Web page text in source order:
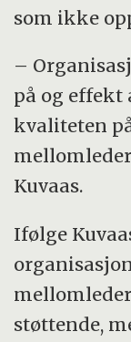
som ikke
–
på og effekt
kvaliteten
Kuvaas.
Ifølge
støttende,